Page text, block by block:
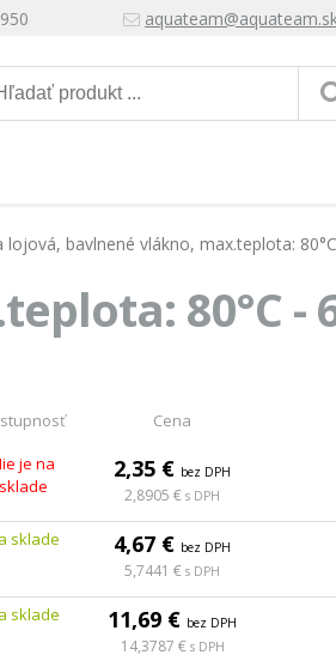
lojová, bavlnené vlákno, max.teplota:
80°C -
Cena
je na
sklade
2,35 € bez DPH
2,8905 € s DPH
sklade 4,67 € bez DPH
5,7441 € s DPH
sklade 11,69 € bez DPH
14,3787 € s DPH